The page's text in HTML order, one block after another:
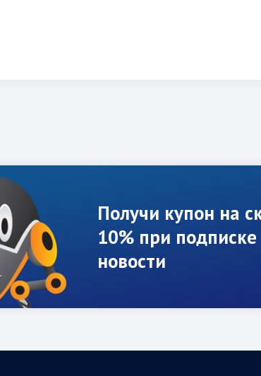
Получи купон на
10% при
новости